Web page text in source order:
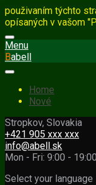
použivaním týchto
opísaných v vašom
Menu
Babell
Home
Nové
Stropkov, Slovakia
+421 905 xxx xxx
info@abell.sk
Mon - Fri: 9:00 -
Select your language